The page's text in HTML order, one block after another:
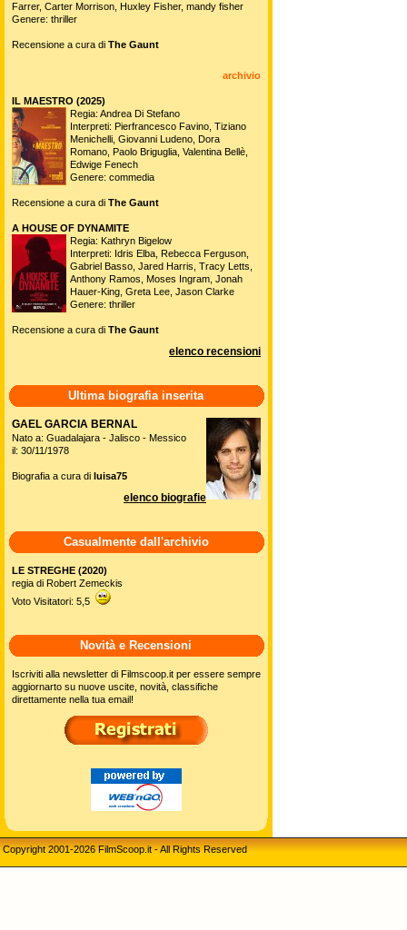
Farrer, Carter Morrison, Huxley Fisher, mandy fisher
Genere: thriller
Recensione a cura di The Gaunt
archivio
IL MAESTRO (2025)
Regia: Andrea Di Stefano
Interpreti: Pierfrancesco Favino, Tiziano
Menichelli, Giovanni Ludeno, Dora
Romano, Paolo Briguglia, Valentina Bellè,
Edwige Fenech
Genere: commedia
Recensione a cura di The Gaunt
A HOUSE OF DYNAMITE
Regia: Kathryn Bigelow
Interpreti: Idris Elba, Rebecca Ferguson,
Gabriel Basso, Jared Harris, Tracy Letts,
Anthony Ramos, Moses Ingram, Jonah
Hauer-King, Greta Lee, Jason Clarke
Genere: thriller
Recensione a cura di The Gaunt
elenco recensioni
Ultima biografia inserita
GAEL GARCIA BERNAL
Nato a: Guadalajara - Jalisco - Messico
il: 30/11/1978
Biografia a cura di luisa75
elenco biografie
Casualmente dall'archivio
LE STREGHE (2020)
regia di Robert Zemeckis
Voto Visitatori: 5,5
Novità e Recensioni
Iscriviti alla newsletter di Filmscoop.it per essere sempre
aggiornarto su nuove uscite, novità, classifiche
direttamente nella tua email!
Copyright 2001-2026 FilmScoop.it - All Rights Reserved